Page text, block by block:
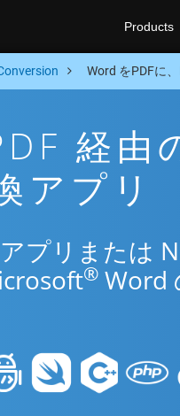
Products
Word をPDFに
経由
アプリ
プリまたは
® Word